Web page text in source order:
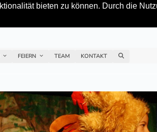
bieten zu können. Durch die
FEIERN TEAM KONTAKT